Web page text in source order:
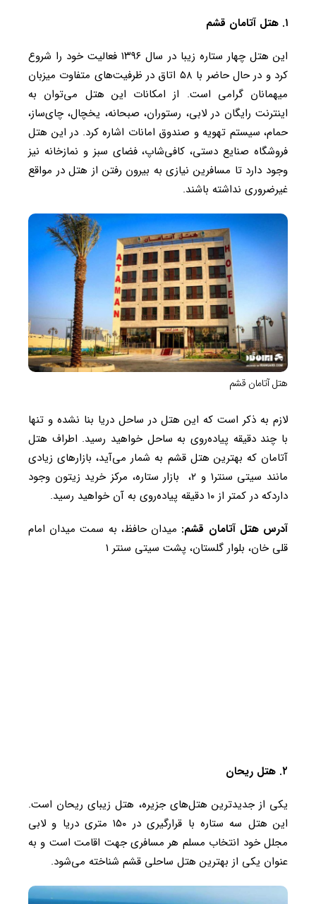
۱. هتل آتامان قشم
این هتل چهار ستاره زیبا در سال ۱۳۹۶ فعالیت خود را شروع
کرد و در حال حاضر با ۵۸ اتاق در ظرفیت‌های متفاوت میزبان
میهمانان گرامی است. از امکانات این هتل می‌توان به
اینترنت رایگان در لابی، رستوران، صبحانه، یخچال، چای‌ساز،
حمام، سیستم تهویه و صندوق امانات اشاره کرد. در این هتل
فروشگاه صنایع دستی، کافی‌شاپ، فضای سبز و نمازخانه نیز
وجود دارد تا مسافرین نیازی به بیرون رفتن از هتل در مواقع
غیرضروری نداشته باشند.
هتل آتامان قشم
لازم به ذکر است که این هتل در ساحل دریا بنا نشده و تنها
با چند دقیقه پیاده‌روی به ساحل خواهید رسید. اطراف هتل
آتامان که بهترین هتل قشم به شمار می‌آید، بازارهای زیادی
مانند سیتی سنتر۱ و ۲، بازار ستاره، مرکز خرید زیتون وجود
داردکه در کمتر از ۱۰ دقیقه پیاده‌روی به آن خواهید رسید.
آدرس هتل آتامان قشم: میدان حافظ، به سمت میدان امام
قلی خان، بلوار گلستان، پشت سیتی سنتر ۱
۲. هتل ریحان
یکی از جدیدترین هتل‌های جزیره، هتل زیبای ریحان است.
این هتل سه ستاره با قرارگیری در ۱۵۰ متری دریا و لابی
مجلل خود انتخاب مسلم هر مسافری جهت اقامت است و به
عنوان یکی از بهترین هتل ساحلی قشم شناخته می‌شود.